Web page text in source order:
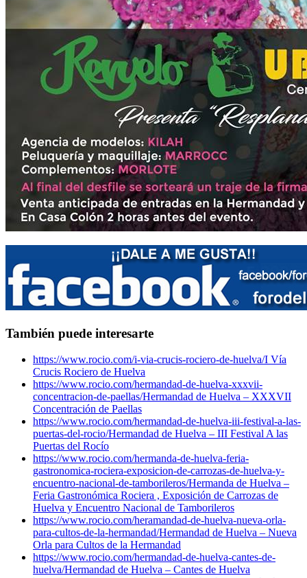
También puede interesarte
https://www.rocio.com/i-via-crucis-rociero-de-huelva/I Vía
Crucis Rociero de Huelva
https://www.rocio.com/hermandad-de-huelva-xxxvii-
concentracion-de-paellas/Hermandad de Huelva – XXXVII
Concentración de Paellas
https://www.rocio.com/hermandad-de-huelva-iii-festival-a-las-
puertas-del-rocio/Hermandad de Huelva – III Festival A las
Puertas del Rocío
https://www.rocio.com/hermanda-de-huelva-feria-
gastronomica-rociera-exposicion-de-carrozas-de-huelva-y-
encuentro-nacional-de-tamborileros/Hermanda de Huelva –
Feria Gastronómica Rociera , Exposición de Carrozas de
Huelva y Encuentro Nacional de Tamborileros
https://www.rocio.com/heramandad-de-huelva-nueva-orla-
para-cultos-de-la-hermandad/Hermandad de Huelva – Nueva
Orla para Cultos de la Hermandad
https://www.rocio.com/hermandad-de-huelva-cantes-de-
huelva/Hermandad de Huelva – Cantes de Huelva